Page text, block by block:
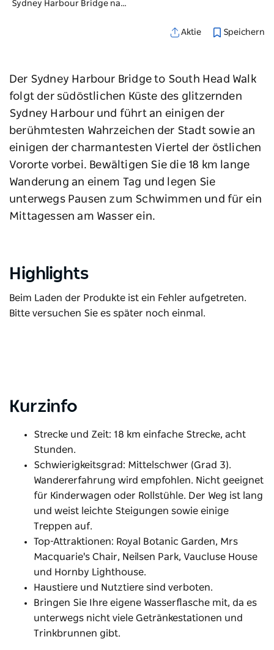
Sydney Harbour Bridge nach South Head
Aktie Speichern
Der Sydney Harbour Bridge to South Head Walk
folgt der südöstlichen Küste des glitzernden
Sydney Harbour und führt an einigen der
berühmtesten Wahrzeichen der Stadt sowie an
einigen der charmantesten Viertel der östlichen
Vororte vorbei. Bewältigen Sie die 18 km lange
Wanderung an einem Tag und legen Sie
unterwegs Pausen zum Schwimmen und für ein
Mittagessen am Wasser ein.
Highlights
Beim Laden der Produkte ist ein Fehler aufgetreten.
Bitte versuchen Sie es später noch einmal.
Kurzinfo
Strecke und Zeit: 18 km einfache Strecke, acht
Stunden.
Schwierigkeitsgrad: Mittelschwer (Grad 3).
Wandererfahrung wird empfohlen. Nicht geeignet
für Kinderwagen oder Rollstühle. Der Weg ist lang
und weist leichte Steigungen sowie einige
Treppen auf.
Top-Attraktionen: Royal Botanic Garden, Mrs
Macquarie's Chair, Neilsen Park, Vaucluse House
und Hornby Lighthouse.
Haustiere und Nutztiere sind verboten.
Bringen Sie Ihre eigene Wasserflasche mit, da es
unterwegs nicht viele Getränkestationen und
Trinkbrunnen gibt.